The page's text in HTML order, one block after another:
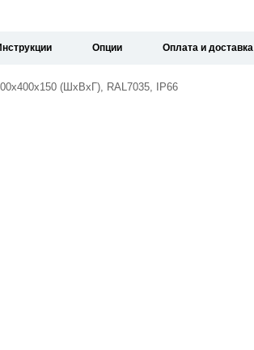
Опции Оплата и доставка
(ШхВхГ), RAL7035, IP66